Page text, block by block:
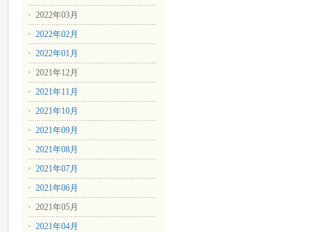
2022年03月
2022年02月
2022年01月
2021年12月
2021年11月
2021年10月
2021年09月
2021年08月
2021年07月
2021年06月
2021年05月
2021年04月